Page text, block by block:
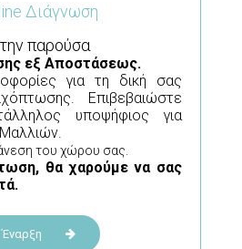
Διάγνωση
παρούσα
εξ Αποστάσεως.
για τη δική σας
Επιβεβαιώστε
υποψήφιος για
του χώρου σας.
θα χαρούμε να σας
Έναρξη